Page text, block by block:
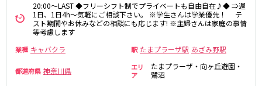
20:00～LAST ◆フリーシフト制でプライベートも自由自在♪◆ ⇒週
1日、1日4h～気軽にご相談下さい。 ※学生さんは学業優先！ テ
スト期間やお休みなどの相談にも応じます! ※主婦さんは家庭の事情
等考慮します
業種 キャバクラ 駅 たまプラーザ駅 あざみ野駅
都道府県 神奈川県
エリ
ア
たまプラーザ・向ヶ丘遊園・
鷺沼
亀有・金町
新宿
明大前・烏山
四谷・神楽坂
守谷
大泉学園・石神井公園
西麻布
亀戸駅
小岩駅
高円寺駅
荻窪駅
市川駅
三鷹駅
新小岩駅
平井駅
稲毛駅
西荻窪駅